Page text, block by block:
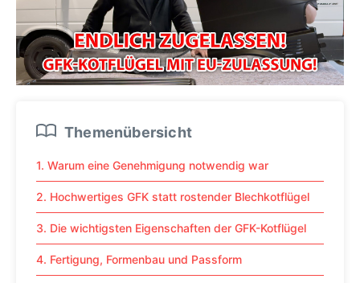
Themenübersicht
1. Warum eine Genehmigung notwendig war
2. Hochwertiges GFK statt rostender Blechkotflügel
3. Die wichtigsten Eigenschaften der GFK-Kotflügel
4. Fertigung, Formenbau und Passform